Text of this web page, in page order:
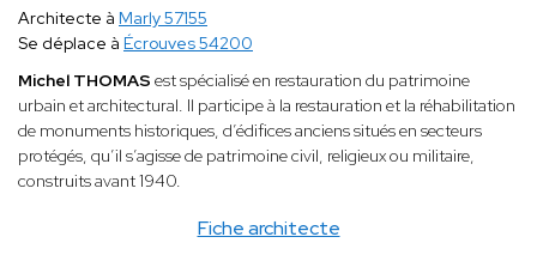
Fiche architecte
Architecte à Marly 57155
Se déplace à Écrouves 54200
Michel THOMAS est spécialisé en restauration du patrimoine
urbain et architectural. Il participe à la restauration et la réhabilitation
de monuments historiques, d’édifices anciens situés en secteurs
protégés, qu’il s’agisse de patrimoine civil, religieux ou militaire,
construits avant 1940.